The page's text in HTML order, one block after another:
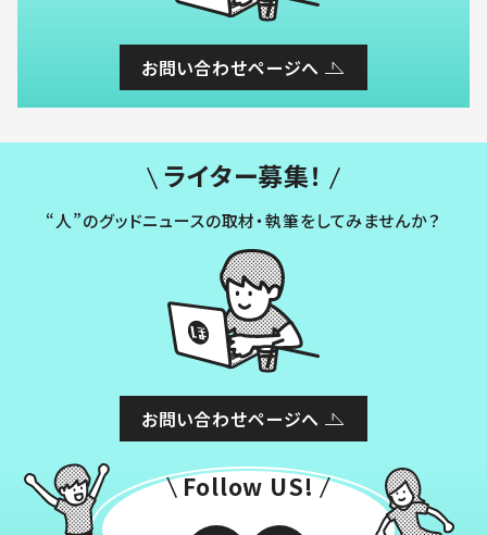
お問い合わせページへ
ライター募集！
“人”のグッドニュースの取材・執筆をしてみませんか？
お問い合わせページへ
Follow US!